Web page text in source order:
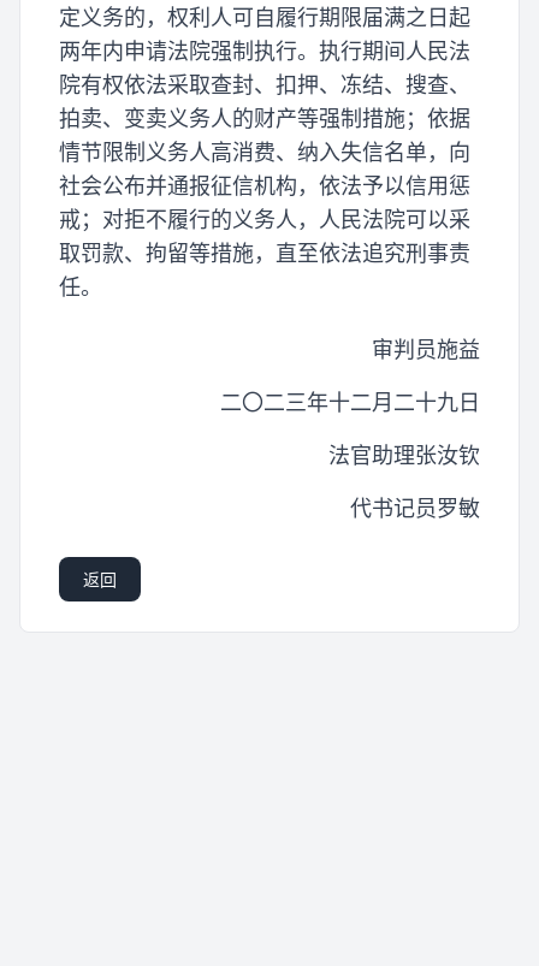
定义务的，权利人可自履行期限届满之日起
两年内申请法院强制执行。执行期间人民法
院有权依法采取查封、扣押、冻结、搜查、
拍卖、变卖义务人的财产等强制措施；依据
情节限制义务人高消费、纳入失信名单，向
社会公布并通报征信机构，依法予以信用惩
戒；对拒不履行的义务人，人民法院可以采
取罚款、拘留等措施，直至依法追究刑事责
任。
审判员施益
二〇二三年十二月二十九日
法官助理张汝钦
代书记员罗敏
返回